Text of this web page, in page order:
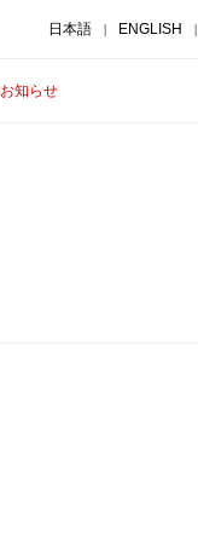
日本語 | ENGLISH |
知らせ